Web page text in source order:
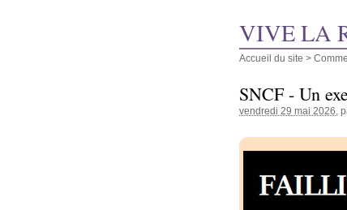
VIVE LA
Accueil du site >
SNCF - Un
vendredi 29 mai 2026 ,